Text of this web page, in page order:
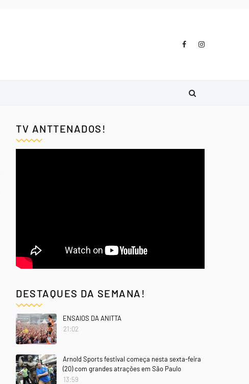
TV ANTTENADOS!
DESTAQUES DA SEMANA!
ENSAIOS DA ANITTA
21:02
Arnold Sports festival começa nesta sexta-feira
(20) com grandes atrações em São Paulo
13:59